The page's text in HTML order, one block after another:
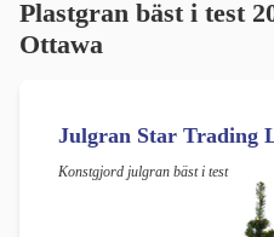
Plastgran bäst i test
Ottawa
Julgran Star Trading
Konstgjord julgran bäst i test